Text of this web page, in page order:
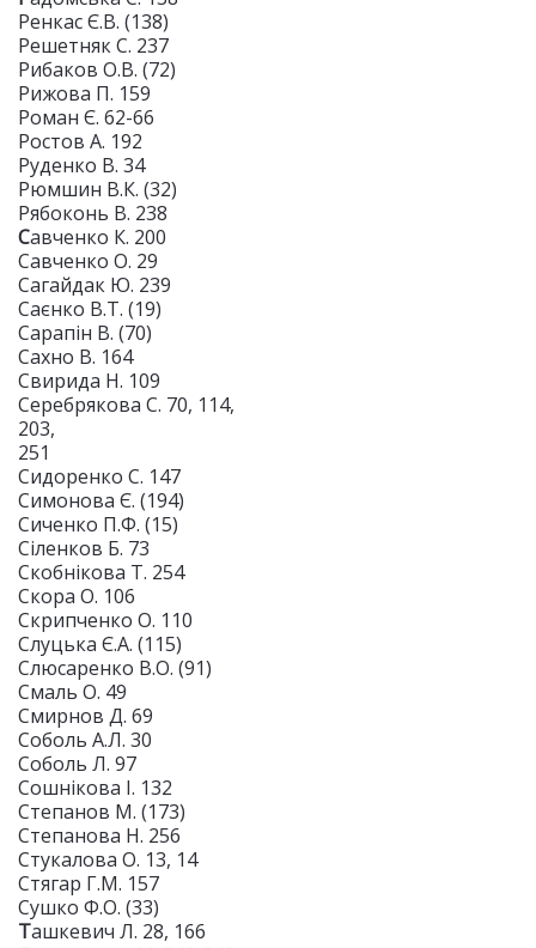
Ренкас Є.В. (138)
Решетняк С. 237
Рибаков О.В. (72)
Рижова П. 159
Роман Є. 62-66
Ростов А. 192
Руденко В. 34
Рюмшин В.К. (32)
Рябоконь В. 238
Савченко К. 200
Савченко О. 29
Сагайдак Ю. 239
Саєнко В.Т. (19)
Сарапін В. (70)
Сахно В. 164
Свирида Н. 109
Серебрякова С. 70, 114,
203,
251
Сидоренко С. 147
Симонова Є. (194)
Сиченко П.Ф. (15)
Сіленков Б. 73
Скобнікова Т. 254
Скора О. 106
Скрипченко О. 110
Слуцька Є.А. (115)
Слюсаренко В.О. (91)
Смаль О. 49
Смирнов Д. 69
Соболь А.Л. 30
Соболь Л. 97
Сошнікова І. 132
Степанов М. (173)
Степанова Н. 256
Стукалова О. 13, 14
Стягар Г.М. 157
Сушко Ф.О. (33)
Ташкевич Л. 28, 166